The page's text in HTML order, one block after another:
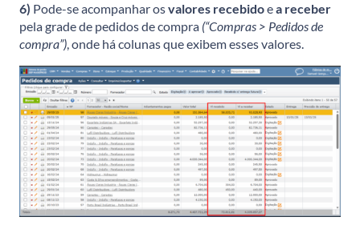
6) Pode-se acompanhar osvalores recebidoea receber
pela grade de pedidos de compra (“Compras > Pedidos de
compra”), onde há colunas que exibem esses valores.